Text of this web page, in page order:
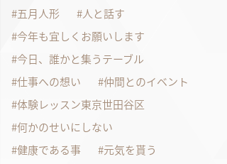
五月人形
人と話す
今年も宜しくお願いします
今日、誰かと集うテーブル
仕事への想い
仲間とのイベント
体験レッスン東京世田谷区
何かのせいにしない
健康である事
元気を貰う